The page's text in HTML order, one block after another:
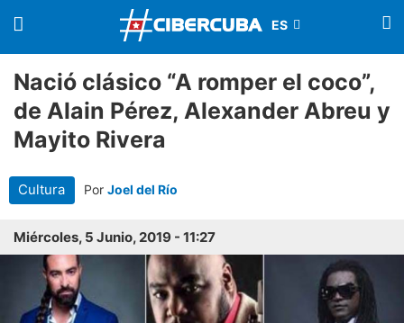
Nació clásico “A romper el coco”,
de Alain Pérez, Alexander Abreu y
Mayito Rivera
Cultura Por Joel del Río
Miércoles, 5 Junio, 2019 - 11:27